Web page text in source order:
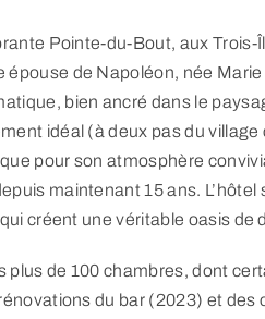
Pointe-du-Bout, aux Trois-
épouse de Napoléon, née
bien ancré dans le
idéal (à deux pas du
pour son atmosphère
maintenant 15 ans.
créent une véritable oasis de
plus de 100 chambres, dont
du bar (2023) et